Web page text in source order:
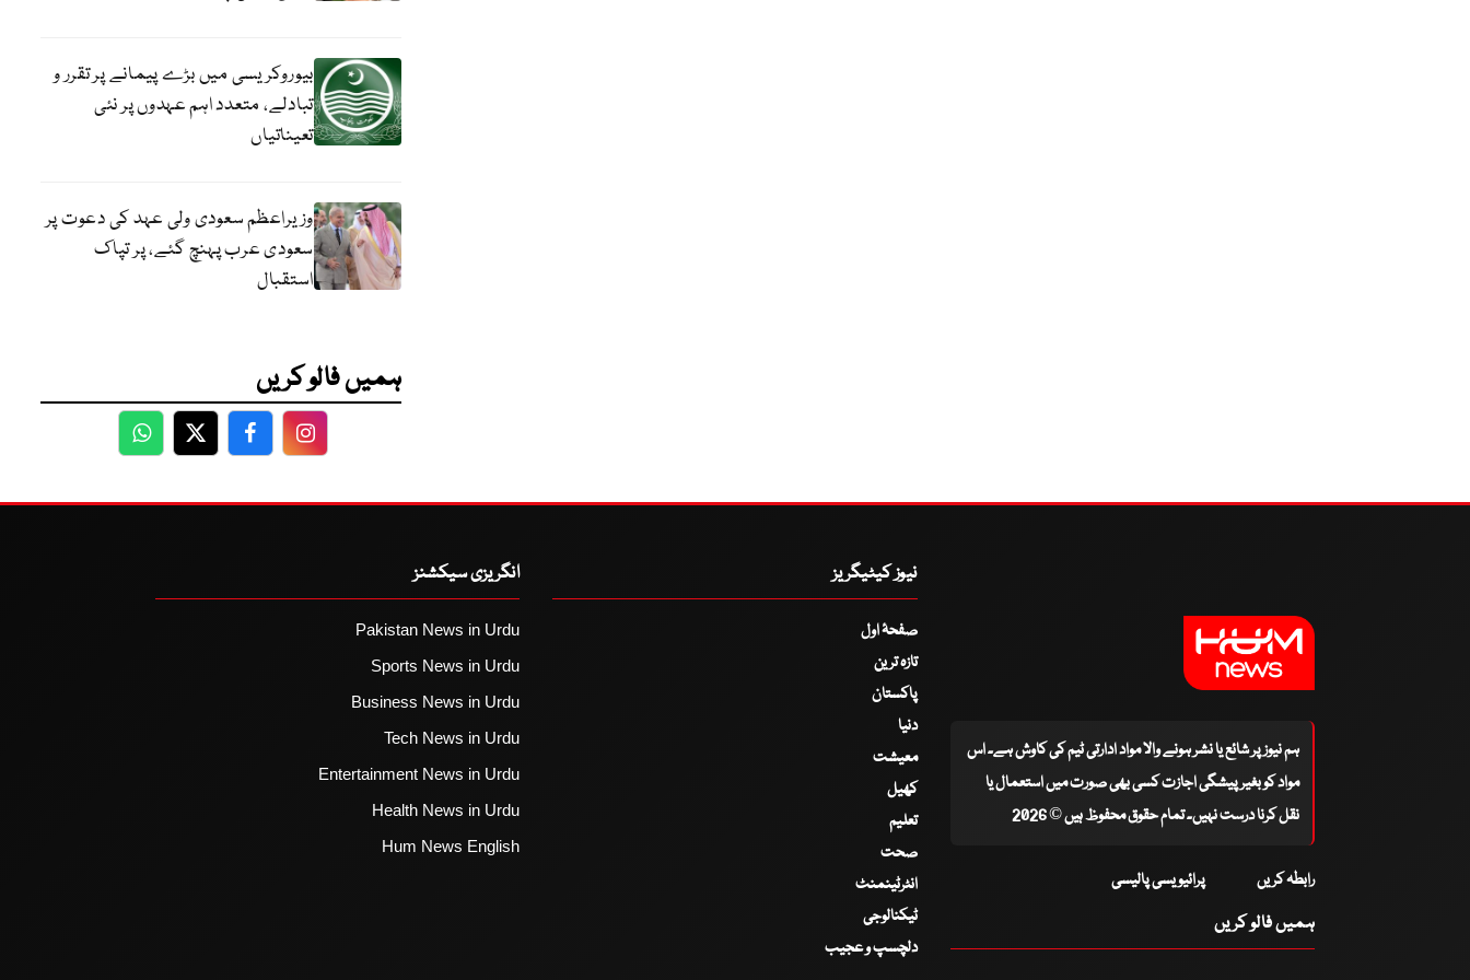
بیوروکریسی میں بڑے پیمانے پر تقرر و
تبادلے، متعدد اہم عہدوں پر نئی
تعیناتیاں
وزیراعظم سعودی ولی عہد کی دعوت پر
سعودی عرب پہنچ گئے، پر تپاک
استقبال
ہمیں فالو کریں
WhatsApp
TwitterFacebookFacebook
ہم نیوز پر شائع یا نشر ہونے والا مواد ادارتی ٹیم کی کاوش ہے۔ اس
مواد کو بغیر پیشگی اجازت کسی بھی صورت میں استعمال یا
نقل کرنا درست نہیں۔ تمام حقوق محفوظ ہیں © 2026
رابطہ کریں پرائیویسی پالیسی
ہمیں فالو کریں
نیوز کیٹیگریز
صفحۂ اول
تازہ ترین
پاکستان
دنیا
معیشت
کھیل
تعلیم
صحت
انٹرٹینمنٹ
ٹیکنالوجی
دلچسپ و عجیب
انگریزی سیکشنز
Pakistan News in Urdu
Sports News in Urdu
Business News in Urdu
Tech News in Urdu
Entertainment News in Urdu
Health News in Urdu
Hum News English